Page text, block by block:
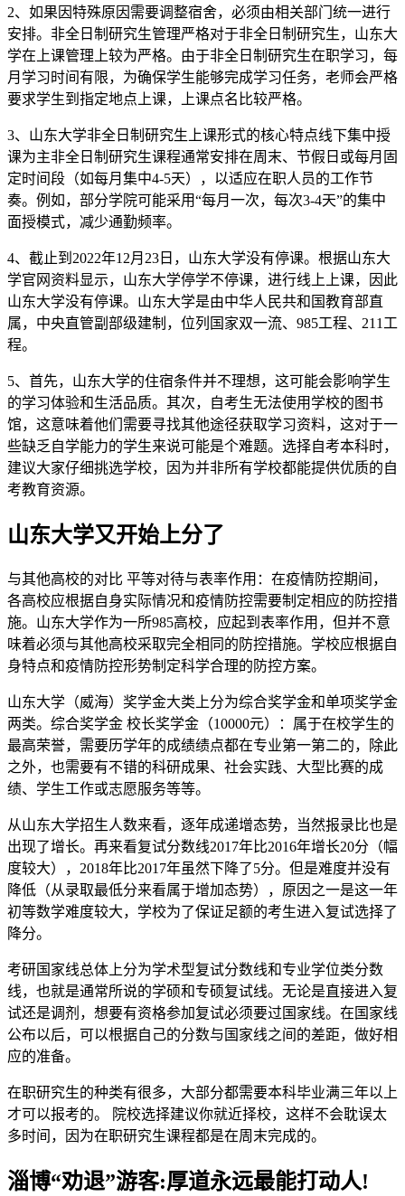
2、如果因特殊原因需要调整宿舍，必须由相关部门统一进行
安排。非全日制研究生管理严格对于非全日制研究生，山东大
学在上课管理上较为严格。由于非全日制研究生在职学习，每
月学习时间有限，为确保学生能够完成学习任务，老师会严格
要求学生到指定地点上课，上课点名比较严格。
3、山东大学非全日制研究生上课形式的核心特点线下集中授
课为主非全日制研究生课程通常安排在周末、节假日或每月固
定时间段（如每月集中4-5天），以适应在职人员的工作节
奏。例如，部分学院可能采用“每月一次，每次3-4天”的集中
面授模式，减少通勤频率。
4、截止到2022年12月23日，山东大学没有停课。根据山东大
学官网资料显示，山东大学停学不停课，进行线上上课，因此
山东大学没有停课。山东大学是由中华人民共和国教育部直
属，中央直管副部级建制，位列国家双一流、985工程、211工
程。
5、首先，山东大学的住宿条件并不理想，这可能会影响学生
的学习体验和生活品质。其次，自考生无法使用学校的图书
馆，这意味着他们需要寻找其他途径获取学习资料，这对于一
些缺乏自学能力的学生来说可能是个难题。选择自考本科时，
建议大家仔细挑选学校，因为并非所有学校都能提供优质的自
考教育资源。
山东大学又开始上分了
与其他高校的对比 平等对待与表率作用：在疫情防控期间，
各高校应根据自身实际情况和疫情防控需要制定相应的防控措
施。山东大学作为一所985高校，应起到表率作用，但并不意
味着必须与其他高校采取完全相同的防控措施。学校应根据自
身特点和疫情防控形势制定科学合理的防控方案。
山东大学（威海）奖学金大类上分为综合奖学金和单项奖学金
两类。综合奖学金 校长奖学金（10000元）：属于在校学生的
最高荣誉，需要历学年的成绩绩点都在专业第一第二的，除此
之外，也需要有不错的科研成果、社会实践、大型比赛的成
绩、学生工作或志愿服务等等。
从山东大学招生人数来看，逐年成递增态势，当然报录比也是
出现了增长。再来看复试分数线2017年比2016年增长20分（幅
度较大），2018年比2017年虽然下降了5分。但是难度并没有
降低（从录取最低分来看属于增加态势），原因之一是这一年
初等数学难度较大，学校为了保证足额的考生进入复试选择了
降分。
考研国家线总体上分为学术型复试分数线和专业学位类分数
线，也就是通常所说的学硕和专硕复试线。无论是直接进入复
试还是调剂，想要有资格参加复试必须要过国家线。在国家线
公布以后，可以根据自己的分数与国家线之间的差距，做好相
应的准备。
在职研究生的种类有很多，大部分都需要本科毕业满三年以上
才可以报考的。 院校选择建议你就近择校，这样不会耽误太
多时间，因为在职研究生课程都是在周末完成的。
淄博“劝退”游客:厚道永远最能打动人!